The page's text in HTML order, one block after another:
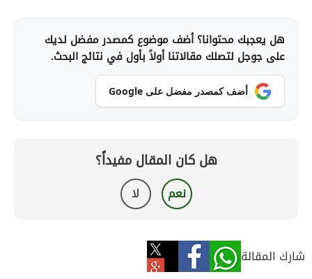
هل يعجبك محتوانا؟ أضف موضوع كمصدر مفضل لديك
على جوجل لتصلك مقالاتنا أولاً بأول في نتائج البحث.
أضف كمصدر مفضل على Google
هل كان المقال مفيداً؟
نعم لا
شارك المقالة